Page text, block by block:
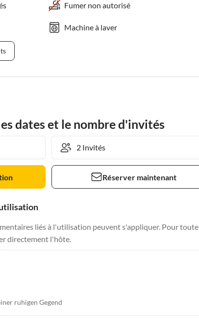
Fumer non autorisé
Machine à laver
dates et le nombre d'invités
Réserver maintenant
liés à l'utilisation peuvent s'appliquer. Pour toute
directement l'hôte.
ruhigen Gegend